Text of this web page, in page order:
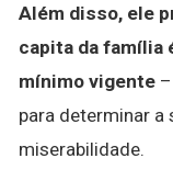
Além disso, ele
capita da família
mínimo vigente
para determinar a
miserabilidade.